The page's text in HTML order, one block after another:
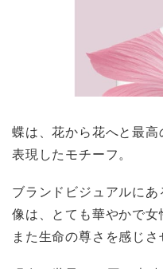
蝶は、花から花へと最
表現したモチーフ。
ブランドビジュアルに
像は、とても華やかで女
また生命の尊さを感じさ